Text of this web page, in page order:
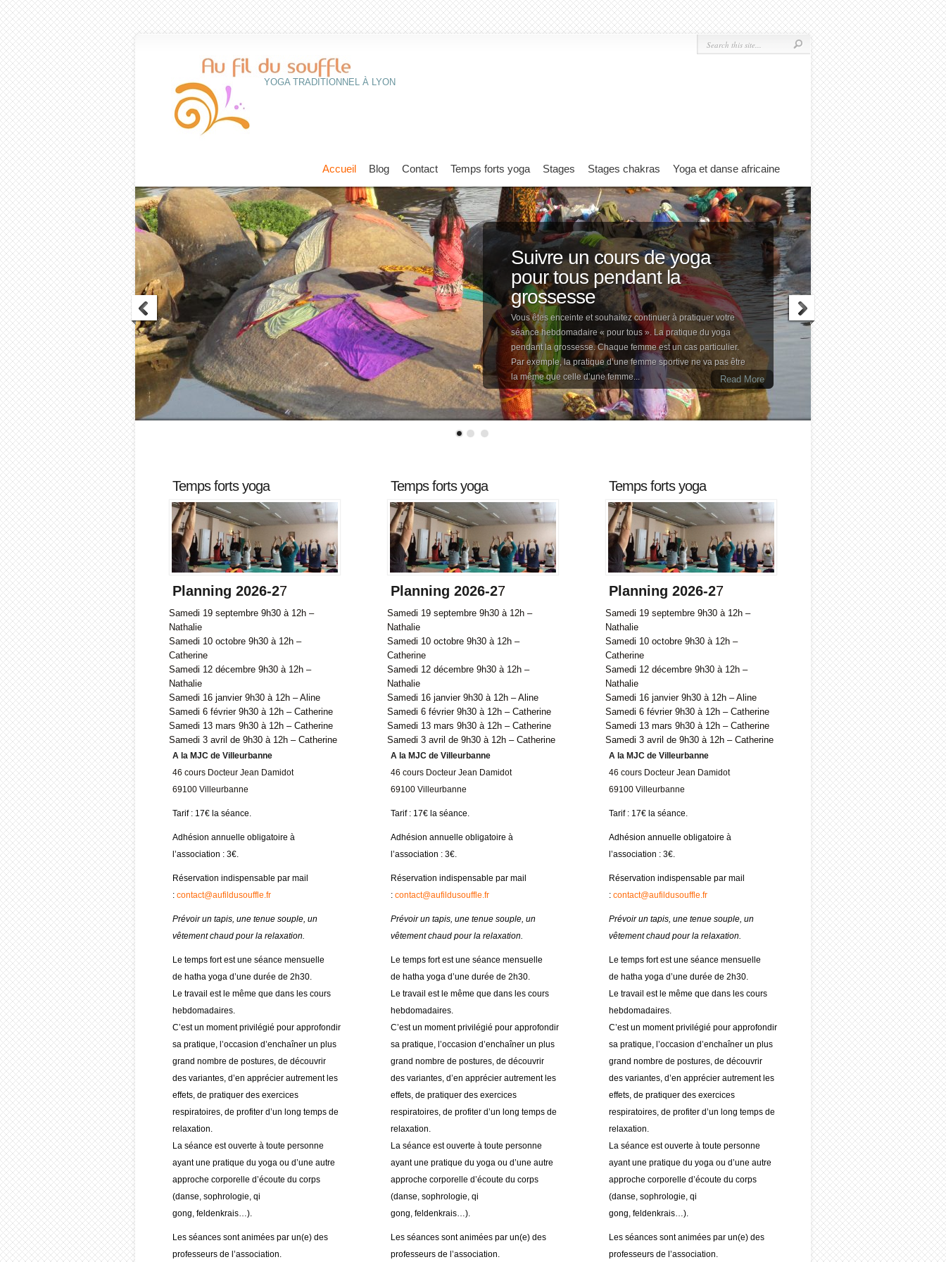
YOGA TRADITIONNEL À LYON
Accueil Blog Contact Temps forts yoga Stages Stages chakras Yoga et danse africaine
Suivre un cours de yoga
pour tous pendant la
grossesse
Vous êtes enceinte et souhaitez continuer à pratiquer votre
séance hebdomadaire « pour tous ». La pratique du yoga
pendant la grossesse. Chaque femme est un cas particulier.
Par exemple, la pratique d’une femme sportive ne va pas être
la même que celle d’une femme...
Read More
Temps forts yoga
Planning 2026-27
Samedi 19 septembre 9h30 à 12h –
Nathalie
Samedi 10 octobre 9h30 à 12h –
Catherine
Samedi 12 décembre 9h30 à 12h –
Nathalie
Samedi 16 janvier 9h30 à 12h – Aline
Samedi 6 février 9h30 à 12h – Catherine
Samedi 13 mars 9h30 à 12h – Catherine
Samedi 3 avril de 9h30 à 12h – Catherine
A la MJC de Villeurbanne
46 cours Docteur Jean Damidot
69100 Villeurbanne
Tarif : 17€ la séance.
Adhésion annuelle obligatoire à
l’association : 3€.
Réservation indispensable par mail
: contact@aufildusouffle.fr
Prévoir un tapis, une tenue souple, un
vêtement chaud pour la relaxation.
Le temps fort est une séance mensuelle
de hatha yoga d’une durée de 2h30.
Le travail est le même que dans les cours
hebdomadaires.
C’est un moment privilégié pour approfondir
sa pratique, l’occasion d’enchaîner un plus
grand nombre de postures, de découvrir
des variantes, d’en apprécier autrement les
effets, de pratiquer des exercices
respiratoires, de profiter d’un long temps de
relaxation.
La séance est ouverte à toute personne
ayant une pratique du yoga ou d’une autre
approche corporelle d’écoute du corps
(danse, sophrologie, qi
gong, feldenkrais…).
Les séances sont animées par un(e) des
professeurs de l’association.
Temps forts yoga
Planning 2026-27
Samedi 19 septembre 9h30 à 12h –
Nathalie
Samedi 10 octobre 9h30 à 12h –
Catherine
Samedi 12 décembre 9h30 à 12h –
Nathalie
Samedi 16 janvier 9h30 à 12h – Aline
Samedi 6 février 9h30 à 12h – Catherine
Samedi 13 mars 9h30 à 12h – Catherine
Samedi 3 avril de 9h30 à 12h – Catherine
A la MJC de Villeurbanne
46 cours Docteur Jean Damidot
69100 Villeurbanne
Tarif : 17€ la séance.
Adhésion annuelle obligatoire à
l’association : 3€.
Réservation indispensable par mail
: contact@aufildusouffle.fr
Prévoir un tapis, une tenue souple, un
vêtement chaud pour la relaxation.
Le temps fort est une séance mensuelle
de hatha yoga d’une durée de 2h30.
Le travail est le même que dans les cours
hebdomadaires.
C’est un moment privilégié pour approfondir
sa pratique, l’occasion d’enchaîner un plus
grand nombre de postures, de découvrir
des variantes, d’en apprécier autrement les
effets, de pratiquer des exercices
respiratoires, de profiter d’un long temps de
relaxation.
La séance est ouverte à toute personne
ayant une pratique du yoga ou d’une autre
approche corporelle d’écoute du corps
(danse, sophrologie, qi
gong, feldenkrais…).
Les séances sont animées par un(e) des
professeurs de l’association.
Temps forts yoga
Planning 2026-27
Samedi 19 septembre 9h30 à 12h –
Nathalie
Samedi 10 octobre 9h30 à 12h –
Catherine
Samedi 12 décembre 9h30 à 12h –
Nathalie
Samedi 16 janvier 9h30 à 12h – Aline
Samedi 6 février 9h30 à 12h – Catherine
Samedi 13 mars 9h30 à 12h – Catherine
Samedi 3 avril de 9h30 à 12h – Catherine
A la MJC de Villeurbanne
46 cours Docteur Jean Damidot
69100 Villeurbanne
Tarif : 17€ la séance.
Adhésion annuelle obligatoire à
l’association : 3€.
Réservation indispensable par mail
: contact@aufildusouffle.fr
Prévoir un tapis, une tenue souple, un
vêtement chaud pour la relaxation.
Le temps fort est une séance mensuelle
de hatha yoga d’une durée de 2h30.
Le travail est le même que dans les cours
hebdomadaires.
C’est un moment privilégié pour approfondir
sa pratique, l’occasion d’enchaîner un plus
grand nombre de postures, de découvrir
des variantes, d’en apprécier autrement les
effets, de pratiquer des exercices
respiratoires, de profiter d’un long temps de
relaxation.
La séance est ouverte à toute personne
ayant une pratique du yoga ou d’une autre
approche corporelle d’écoute du corps
(danse, sophrologie, qi
gong, feldenkrais…).
Les séances sont animées par un(e) des
professeurs de l’association.